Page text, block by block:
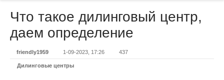
Что такое дилинговый центр,
даем определение
friendly1959 1-09-2023, 17:26 437
Дилинговые центры